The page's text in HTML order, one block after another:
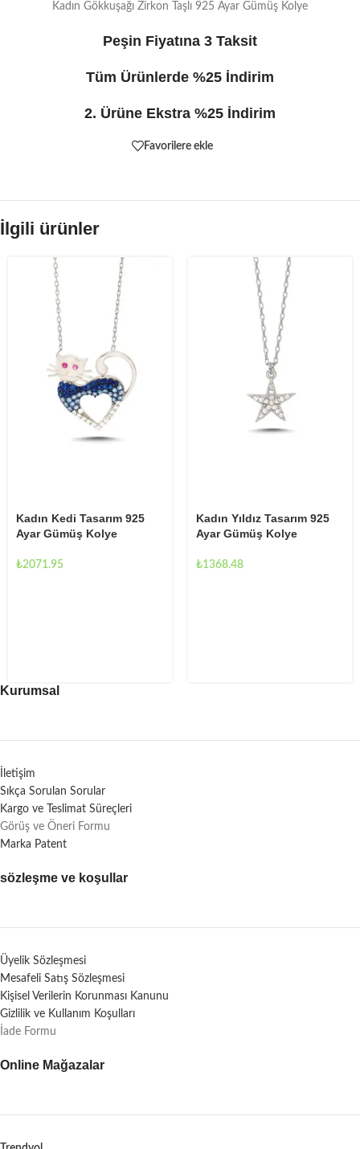
Kadın Gökkuşağı Zirkon Taşlı 925 Ayar Gümüş Kolye
Peşin Fiyatına 3 Taksit
Tüm Ürünlerde %25 İndirim
2. Ürüne Ekstra %25 İndirim
Favorilere ekle
İlgili ürünler
Kadın Kedi Tasarım 925
Ayar Gümüş Kolye
₺2071.95
Kadın Yıldız Tasarım 925
Ayar Gümüş Kolye
₺1368.48
Kurumsal
İletişim
Sıkça Sorulan Sorular
Kargo ve Teslimat Süreçleri
Görüş ve Öneri Formu
Marka Patent
sözleşme ve koşullar
Üyelik Sözleşmesi
Mesafeli Satış Sözleşmesi
Kişisel Verilerin Korunması Kanunu
Gizlilik ve Kullanım Koşulları
İade Formu
Online Mağazalar